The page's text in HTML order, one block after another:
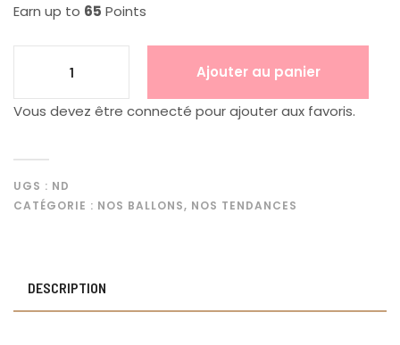
Earn up to 65 Points
Ajouter au panier
Vous devez être connecté pour ajouter aux favoris.
UGS : ND
CATÉGORIE : NOS BALLONS, NOS TENDANCES
DESCRIPTION